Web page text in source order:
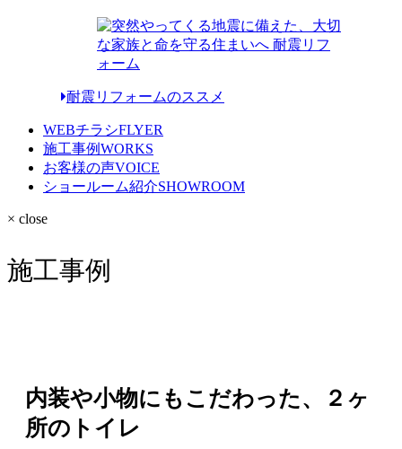
耐震リフォームのススメ
WEBチラシFLYER
施工事例WORKS
お客様の声VOICE
ショールーム紹介SHOWROOM
× close
施工事例
内装や小物にもこだわった、２ヶ
所のトイレ